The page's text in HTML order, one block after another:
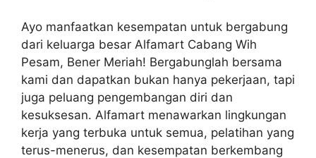
Ayo manfaatkan kesempatan untuk bergabung
dari keluarga besar Alfamart Cabang Wih
Pesam, Bener Meriah! Bergabunglah bersama
kami dan dapatkan bukan hanya pekerjaan, tapi
juga peluang pengembangan diri dan
kesuksesan. Alfamart menawarkan lingkungan
kerja yang terbuka untuk semua, pelatihan yang
terus-menerus, dan kesempatan berkembang